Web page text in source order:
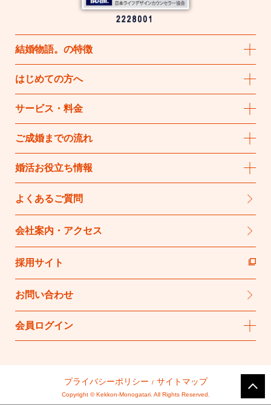
結婚物語。 の特徴
はじめての方へ
サービス・料金
ご成婚までの流れ
婚活お役立ち情報
よくあるご質問
会社案内・アクセス
採用サイト
お問い合わせ
会員ログイン
プライバシーポリシー サイトマップ
Copyright © Kekkon-Monogatari. All Rights Reserved.